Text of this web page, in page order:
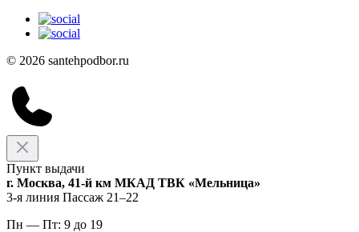
© 2026 santehpodbor.ru
Пункт выдачи
г. Москва, 41-й км МКАД ТВК «Мельница»
3-я линия Пассаж 21–22
Пн — Пт: 9 до 19